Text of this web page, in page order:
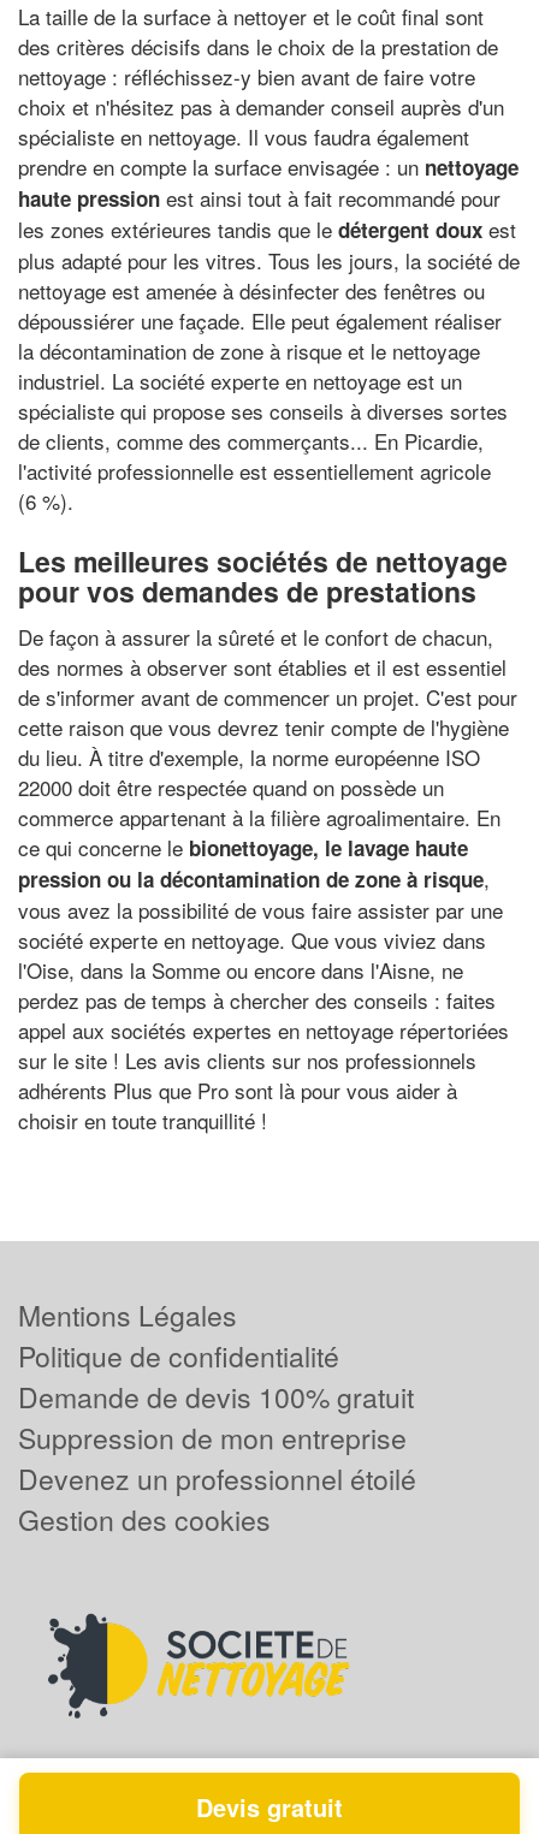
La taille de la surface à nettoyer et le coût final sont
des critères décisifs dans le choix de la prestation de
nettoyage : réfléchissez-y bien avant de faire votre
choix et n'hésitez pas à demander conseil auprès d'un
spécialiste en nettoyage. Il vous faudra également
prendre en compte la surface envisagée : un nettoyage
haute pression est ainsi tout à fait recommandé pour
les zones extérieures tandis que le détergent doux est
plus adapté pour les vitres. Tous les jours, la société de
nettoyage est amenée à désinfecter des fenêtres ou
dépoussiérer une façade. Elle peut également réaliser
la décontamination de zone à risque et le nettoyage
industriel. La société experte en nettoyage est un
spécialiste qui propose ses conseils à diverses sortes
de clients, comme des commerçants... En Picardie,
l'activité professionnelle est essentiellement agricole
(6 %).
Les meilleures sociétés de nettoyage
pour vos demandes de prestations
De façon à assurer la sûreté et le confort de chacun,
des normes à observer sont établies et il est essentiel
de s'informer avant de commencer un projet. C'est pour
cette raison que vous devrez tenir compte de l'hygiène
du lieu. À titre d'exemple, la norme européenne ISO
22000 doit être respectée quand on possède un
commerce appartenant à la filière agroalimentaire. En
ce qui concerne le bionettoyage, le lavage haute
pression ou la décontamination de zone à risque,
vous avez la possibilité de vous faire assister par une
société experte en nettoyage. Que vous viviez dans
l'Oise, dans la Somme ou encore dans l'Aisne, ne
perdez pas de temps à chercher des conseils : faites
appel aux sociétés expertes en nettoyage répertoriées
sur le site ! Les avis clients sur nos professionnels
adhérents Plus que Pro sont là pour vous aider à
choisir en toute tranquillité !
Mentions Légales
Politique de confidentialité
Demande de devis 100% gratuit
Suppression de mon entreprise
Devenez un professionnel étoilé
Gestion des cookies
Powered byPlus que pro
Devis gratuit